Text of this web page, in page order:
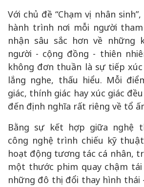
Với chủ đề “Chạm vị nhân
hành trình nơi mỗi người
nhận sâu sắc hơn về những
người - cộng đồng - thiên
không đơn thuần là sự tiếp
lắng nghe, thấu hiểu. Mỗi
giác, thính giác hay xúc giác
đến định nghĩa rất riêng về tổ
Bằng sự kết hợp giữa nghệ
công nghệ trình chiếu kỹ
hoạt động tương tác cá nhân,
một thước phim quay chậm
những đô thị đổi thay hình thái